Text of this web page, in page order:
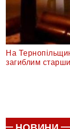
На
загиблим